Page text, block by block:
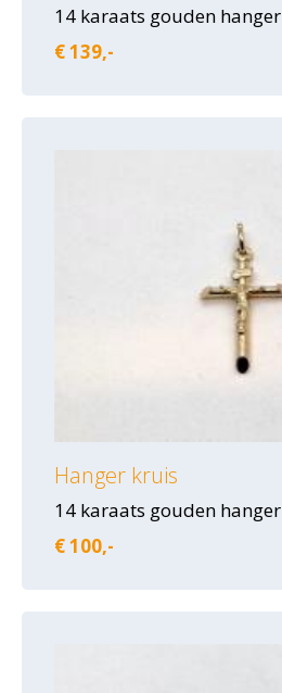
14 karaats gouden hanger
€ 139,-
Hanger kruis
14 karaats gouden hanger
€ 100,-